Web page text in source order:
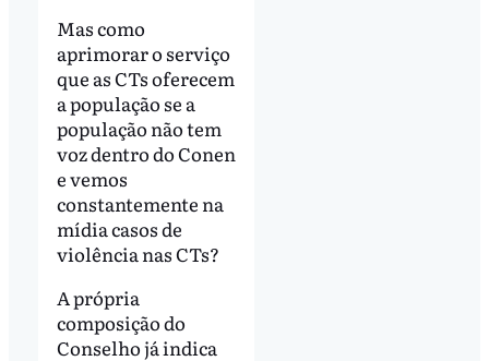
Mas como
aprimorar o serviço
que as CTs oferecem
a população se a
população não tem
voz dentro do Conen
e vemos
constantemente na
mídia casos de
violência nas CTs?
A própria
composição do
Conselho já indica